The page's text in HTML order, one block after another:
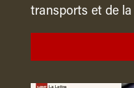
transports et de la